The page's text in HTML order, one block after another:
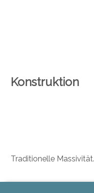
Konstruktion
Traditionelle Massivität.